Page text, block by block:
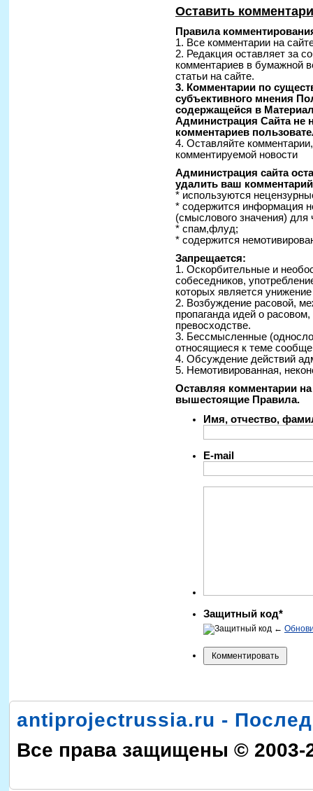
Оставить
Правила
1. Все комментарии на
2. Редакция оставляет за
комментариев в бумажной
статьи на сайте.
3. Комментарии по
субъективного мнения
содержащейся в
Администрация Сайта не
комментариев
4. Оставляйте
комментируемой новости
Администрация сайта
удалить ваш
* используются
* содержится информация
(смыслового значения) для
* спам,флуд;
* содержится
Запрещается:
1. Оскорбительные и
собеседников,
которых является
2. Возбуждение расовой,
пропаганда идей о
превосходстве.
3. Бессмысленные
относящиеся к теме
4. Обсуждение действий
5. Немотивированная,
Оставляя комментарии
вышестоящие Правила.
Имя, отчество,
E-mail
Защитный код*
←
antiprojectrussia.ru -
Все права защищены © 2003-